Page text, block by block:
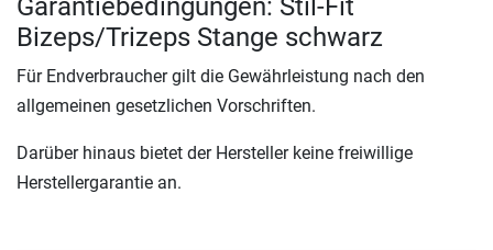
Bizeps/Trizeps Stange schwarz
Für Endverbraucher gilt die Gewährleistung nach den
allgemeinen gesetzlichen Vorschriften.
Darüber hinaus bietet der Hersteller keine freiwillige
Herstellergarantie an.